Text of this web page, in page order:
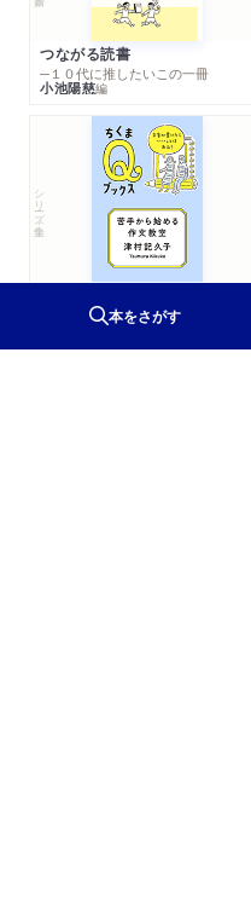
本をさがす
つながる読書
─１０代に推したいこの一冊
小池陽慈編
シリーズ・全集
─文章が書けたらいいことはある？
津村記久子 著